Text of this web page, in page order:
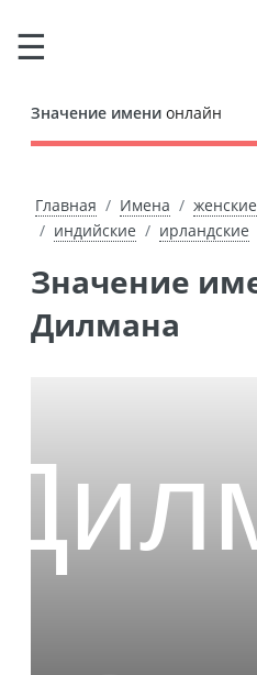
Значение имени онлайн
Главная Имена женские
индийские
ирландские
Значение имени
Дилмана